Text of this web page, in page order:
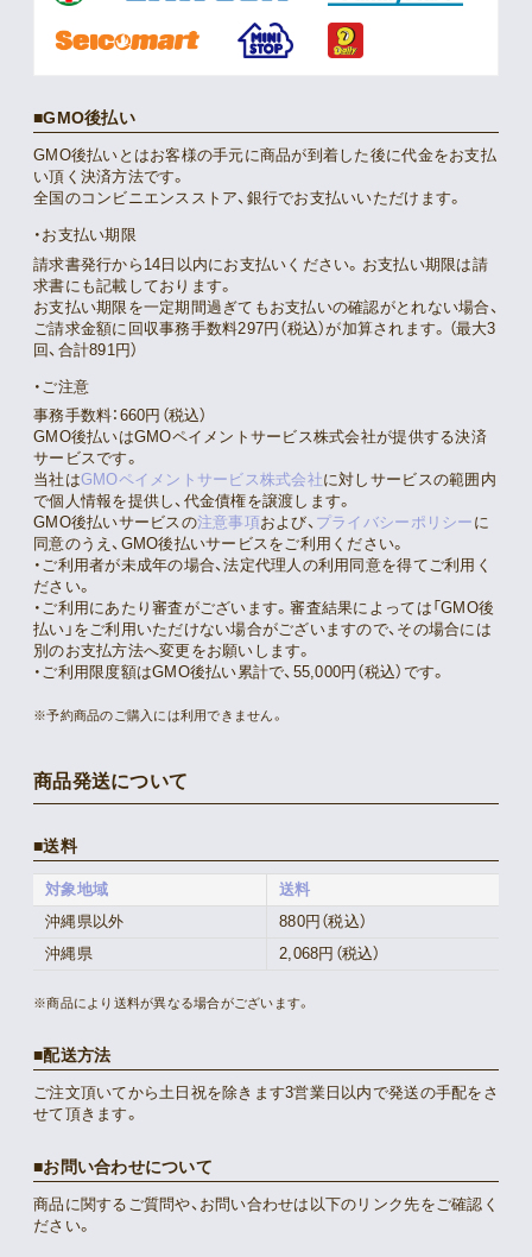
GMO後払い
GMO後払いとはお客様の手元に商品が到着した後に代金をお支払
い頂く決済方法です。
全国のコンビニエンスストア、銀行でお支払いいただけます。
お支払い期限
請求書発行から14日以内にお支払いください。お支払い期限は請
求書にも記載しております。
お支払い期限を一定期間過ぎてもお支払いの確認がとれない場合、
ご請求金額に回収事務手数料297円（税込）が加算されます。（最大3
回、合計891円）
ご注意
事務手数料：660円（税込）
GMO後払いはGMOペイメントサービス株式会社が提供する決済
サービスです。
当社はGMOペイメントサービス株式会社に対しサービスの範囲内
で個人情報を提供し、代金債権を譲渡します。
GMO後払いサービスの注意事項および、 プライバシーポリシー に
同意のうえ、GMO後払いサービスをご利用ください。
・ご利用者が未成年の場合、法定代理人の利用同意を得てご利用く
ださい。
・ご利用にあたり審査がございます。審査結果によっては「GMO後
払い」をご利用いただけない場合がございますので、その場合には
別のお支払方法へ変更をお願いします。
・ご利用限度額はGMO後払い累計で、55,000円（税込）です。
※予約商品のご購入には利用できません。
商品発送について
送料
対象地域
送料
沖縄県以外
880円（税込）
沖縄県
2,068円（税込）
※商品により送料が異なる場合がございます。
配送方法
ご注文頂いてから土日祝を除きます3営業日以内で発送の手配をさ
せて頂きます。
お問い合わせについて
商品に関するご質問や、お問い合わせは以下のリンク先をご確認く
ださい。